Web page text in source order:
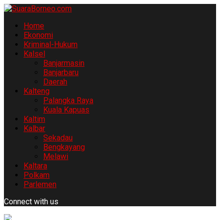
Home
Ekonomi
Kriminal-Hukum
Kalsel
Banjarmasin
Banjarbaru
Daerah
Kalteng
Palangka Raya
Kuala Kapuas
Kaltim
Kalbar
Sekadau
Bengkayang
Melawi
Kaltara
Polkam
Parlemen
Connect with us